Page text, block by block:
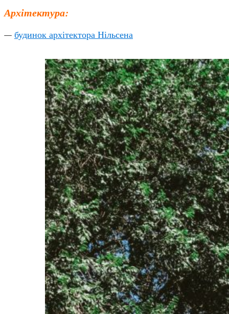
Архітектура:
— будинок архітектора Нільсена